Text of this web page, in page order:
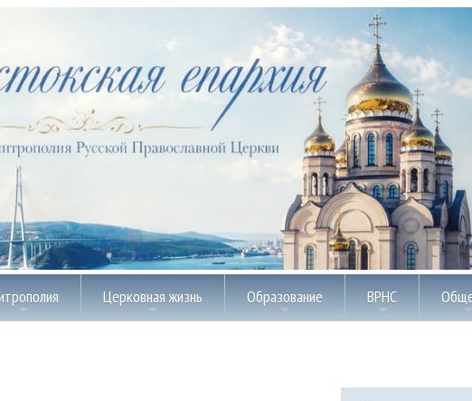
Церковная жизнь Образование ВРНС